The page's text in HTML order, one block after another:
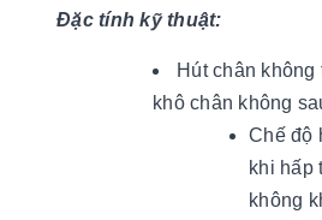
Đặc tính kỹ thuật:
Hút chân
khô chân không
Chế độ
khi hấp
không